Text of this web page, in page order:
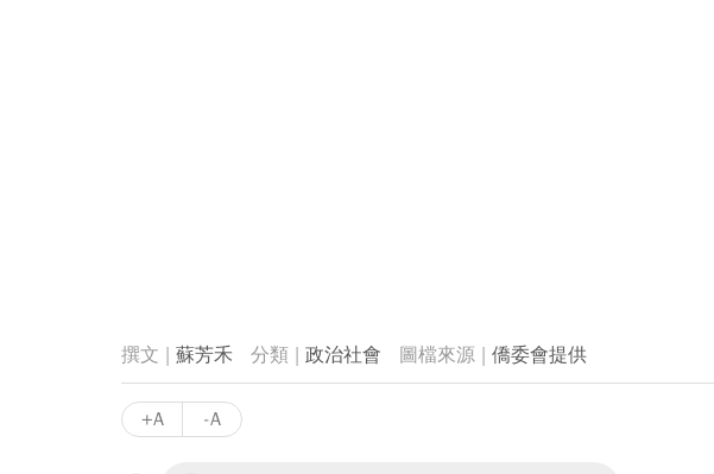
蘇芳禾 政治社會 僑委會提供
+A -A